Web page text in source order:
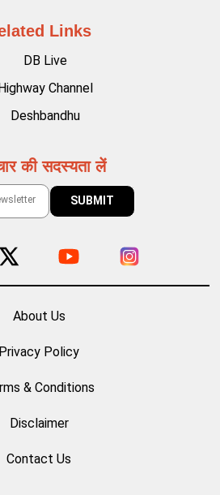
Links
DB Live
Channel
Deshbandhu
की सदस्यता लें
About Us
Privacy Policy
& Conditions
Disclaimer
Contact Us